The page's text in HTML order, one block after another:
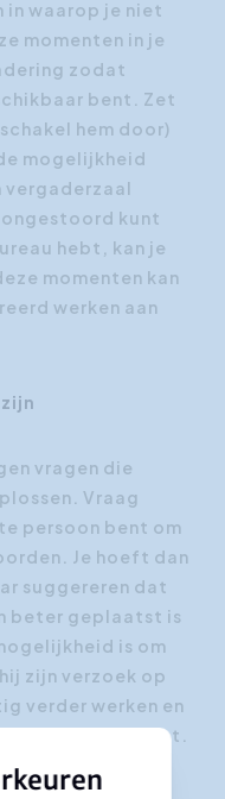
in waarop je niet
momenten in je
zodat
bent. Zet
hem door)
mogelijkheid
kunt
hebt, kan je
momenten kan
werken aan
vragen die
Vraag
persoon bent om
Je hoeft dan
suggereren dat
beter geplaatst is
is om
zijn verzoek op
verder werken en
je best uitkomt.